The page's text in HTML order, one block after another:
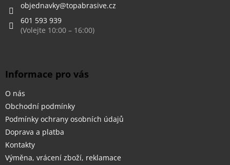
objednavky@topabrasive.cz
601 593 939
Informace pro vás
O nás
Obchodní podmínky
Podmínky ochrany osobních údajů
Doprava a platba
Kontakty
Výměna, vrácení zboží, reklamace